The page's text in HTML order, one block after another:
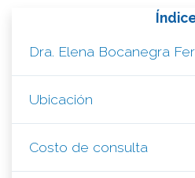
Dra. Elena Bocanegra
Ubicación
Costo de consulta